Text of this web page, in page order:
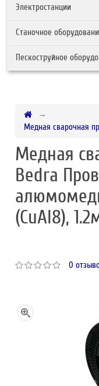
Электростанции
Станочное
Пескоструйное
Медная сварочная
Медная
Bedra
(CuAl8),
0